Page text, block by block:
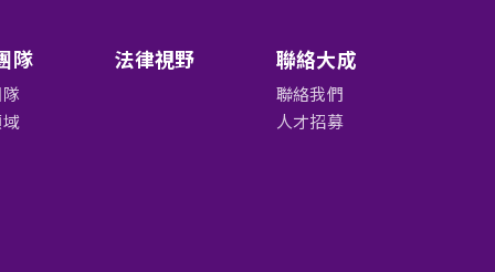
隊 法律視野 聯絡大成
聯絡我們
人才招募